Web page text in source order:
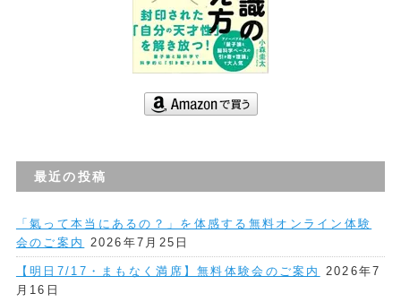
最近の投稿
「氣って本当にあるの？」を体感する無料オンライン体験
会のご案内
2026年7月25日
【明日7/17・まもなく満席】無料体験会のご案内
2026年7
月16日